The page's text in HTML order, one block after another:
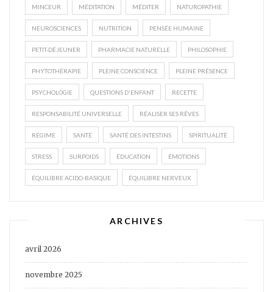
MINCEUR MÉDITATION MÉDITER NATUROPATHIE
NEUROSCIENCES NUTRITION PENSÉE HUMAINE
PETIT-DÉJEUNER PHARMACIE NATURELLE PHILOSOPHIE
PHYTOTHÉRAPIE PLEINE CONSCIENCE PLEINE PRÉSENCE
PSYCHOLOGIE QUESTIONS D'ENFANT RECETTE
RESPONSABILITÉ UNIVERSELLE RÉALISER SES RÊVES
RÉGIME SANTÉ SANTÉ DES INTESTINS SPIRITUALITÉ
STRESS SURPOIDS ÉDUCATION ÉMOTIONS
ÉQUILIBRE ACIDO-BASIQUE ÉQUILIBRE NERVEUX
ARCHIVES
avril 2026
novembre 2025